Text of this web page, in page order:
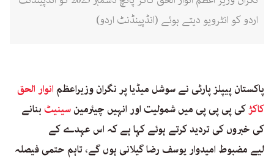
اردو کو انٹرویو دیتے ہوئے (انڈپینڈنٹ اردو)
پاکستان پیپلز پارٹی نے سوشل میڈیا پر نگران وزیراعظمانوار الحق
کاکڑکی پی پی پی میں شمولیت اور انہیں چیئرمینسینیٹبنانے
کی خبروں کی تردید کرتے ہوئے کہا ہے کہ اس عہدے کے
لیے مضبوط امیدوار یوسف رضا گیلانی ہوں گے، تاہم حتمی فیصلہ